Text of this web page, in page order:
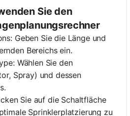
Sie den
Geben Sie die Länge und
Bereichs ein.
Wählen Sie den
Spray) und dessen
Sie auf die Schaltfläche
Sprinklerplatzierung zu